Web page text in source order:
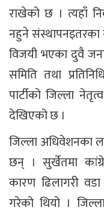
राखेको छ । त्यहाँ
नहुने
विजयी भएका दुवै
समिति तथा
पार्टीको जिल्ला
देखिएको छ ।
जिल्ला अधिवेशनका
छन् । सुर्खेतमा
कारण ढिलागरी
गरेको थियो ।